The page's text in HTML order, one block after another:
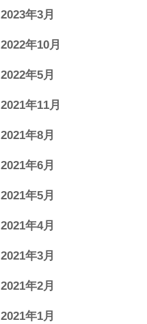
2023年3月
2022年10月
2022年5月
2021年11月
2021年8月
2021年6月
2021年5月
2021年4月
2021年3月
2021年2月
2021年1月